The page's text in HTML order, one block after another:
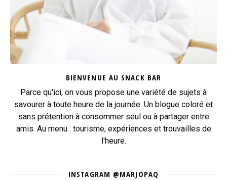
BIENVENUE AU SNACK BAR
Parce qu'ici, on vous propose une variété de sujets à
savourer à toute heure de la journée. Un blogue coloré et
sans prétention à consommer seul ou à partager entre
amis. Au menu : tourisme, expériences et trouvailles de
l'heure.
INSTAGRAM @MARJOPAQ